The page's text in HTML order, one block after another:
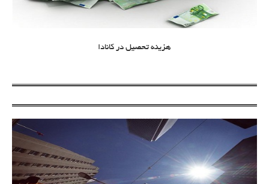
هزینه تحصیل در کانادا